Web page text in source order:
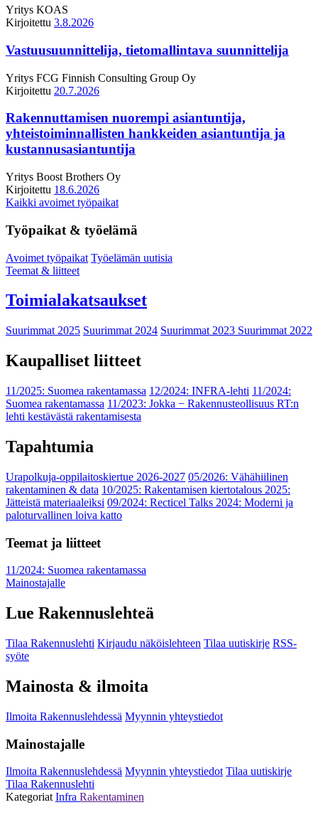
Yritys KOAS
Kirjoitettu 3.8.2026
Vastuusuunnittelija, tietomallintava suunnittelija
Yritys FCG Finnish Consulting Group Oy
Kirjoitettu 20.7.2026
Rakennuttamisen nuorempi asiantuntija,
yhteistoiminnallisten hankkeiden asiantuntija ja
kustannusasiantuntija
Yritys Boost Brothers Oy
Kirjoitettu 18.6.2026
Kaikki avoimet työpaikat
Työpaikat & työelämä
Avoimet työpaikat Työelämän uutisia
Teemat & liitteet
Toimialakatsaukset
Suurimmat 2025 Suurimmat 2024 Suurimmat 2023 Suurimmat 2022
Kaupalliset liitteet
11/2025: Suomea rakentamassa 12/2024: INFRA-lehti 11/2024:
Suomea rakentamassa 11/2023: Jokka − Rakennusteollisuus RT:n
lehti kestävästä rakentamisesta
Tapahtumia
Urapolkuja-oppilaitoskiertue 2026-2027 05/2026: Vähähiilinen
rakentaminen & data 10/2025: Rakentamisen kiertotalous 2025:
Jätteistä materiaaleiksi 09/2024: Recticel Talks 2024: Moderni ja
paloturvallinen loiva katto
Teemat ja liitteet
11/2024: Suomea rakentamassa
Mainostajalle
Lue Rakennuslehteä
Tilaa Rakennuslehti Kirjaudu näköislehteen Tilaa uutiskirje RSS-
syöte
Mainosta & ilmoita
Ilmoita Rakennuslehdessä Myynnin yhteystiedot
Mainostajalle
Ilmoita Rakennuslehdessä Myynnin yhteystiedot Tilaa uutiskirje
Tilaa Rakennuslehti
KategoriatInfra Rakentaminen